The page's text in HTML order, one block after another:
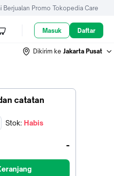
Berjualan Promo Tokopedia Care
Masuk Daftar
Dikirim ke Jakarta Pusat
catatan
Stok: Habis
-